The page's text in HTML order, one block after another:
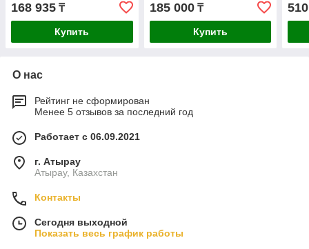
168 935 ₸
Купить
185 000₸
Купить
О нас
Рейтинг не сформирован
Менее 5 отзывов за последний год
Работает с 06.09.2021
г. Атырау
Атырау, Казахстан
Контакты
Сегодня выходной
Показать весь график работы